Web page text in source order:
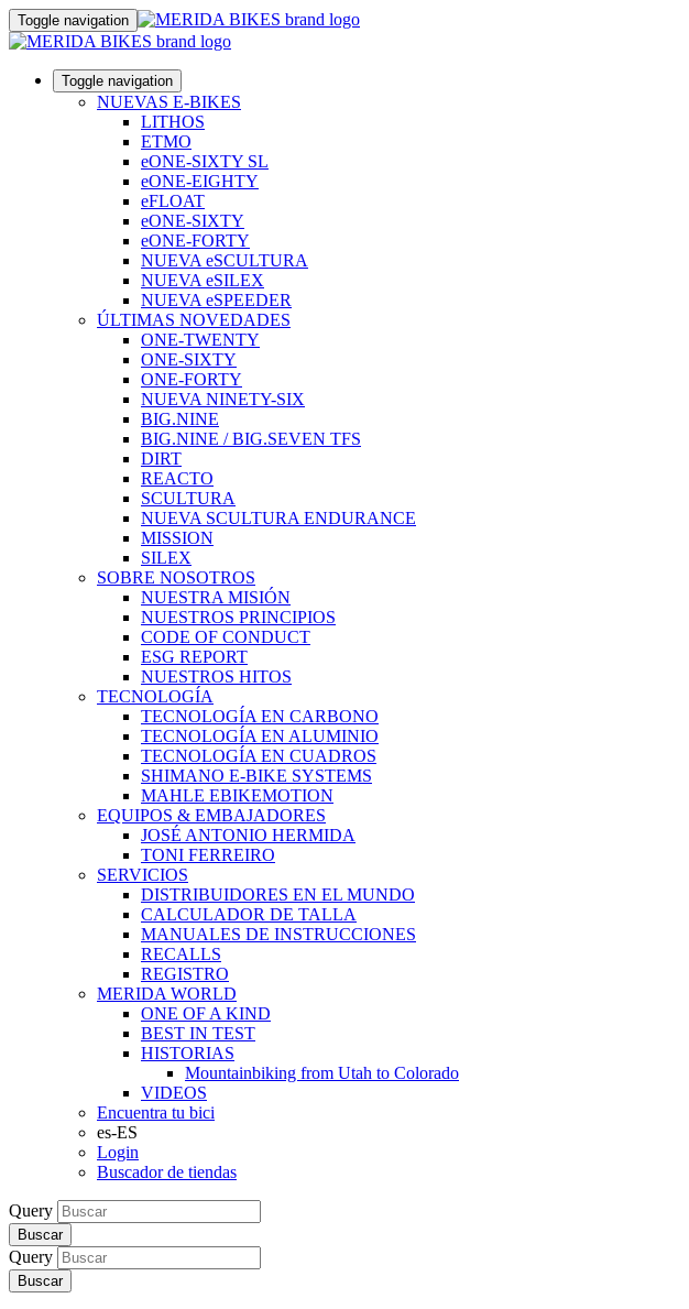
Toggle navigation
Toggle navigation
NUEVAS E-BIKES
LITHOS
ETMO
eONE-SIXTY SL
eONE-EIGHTY
eFLOAT
eONE-SIXTY
eONE-FORTY
NUEVA eSCULTURA
NUEVA eSILEX
NUEVA eSPEEDER
ÚLTIMAS NOVEDADES
ONE-TWENTY
ONE-SIXTY
ONE-FORTY
NUEVA NINETY-SIX
BIG.NINE
BIG.NINE / BIG.SEVEN TFS
DIRT
REACTO
SCULTURA
NUEVA SCULTURA ENDURANCE
MISSION
SILEX
SOBRE NOSOTROS
NUESTRA MISIÓN
NUESTROS PRINCIPIOS
CODE OF CONDUCT
ESG REPORT
NUESTROS HITOS
TECNOLOGÍA
TECNOLOGÍA EN CARBONO
TECNOLOGÍA EN ALUMINIO
TECNOLOGÍA EN CUADROS
SHIMANO E-BIKE SYSTEMS
MAHLE EBIKEMOTION
EQUIPOS & EMBAJADORES
JOSÉ ANTONIO HERMIDA
TONI FERREIRO
SERVICIOS
DISTRIBUIDORES EN EL MUNDO
CALCULADOR DE TALLA
MANUALES DE INSTRUCCIONES
RECALLS
REGISTRO
MERIDA WORLD
ONE OF A KIND
BEST IN TEST
HISTORIAS
Mountainbiking from Utah to Colorado
VIDEOS
Encuentra tu bici
es-ES
Login
Buscador de tiendas
Query
Buscar
Query
Buscar